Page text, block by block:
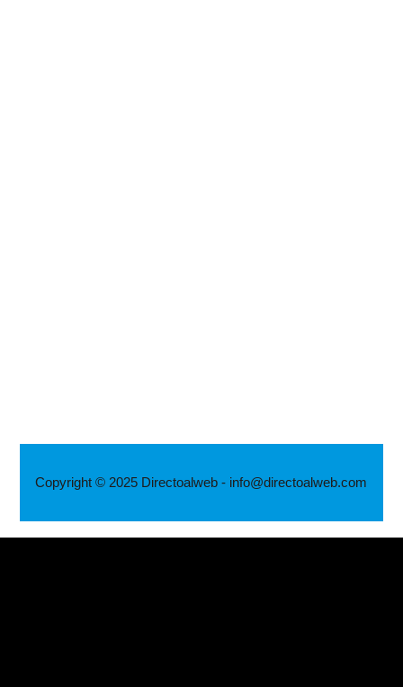
Copyright © 2025 Directoalweb - info@directoalweb.com